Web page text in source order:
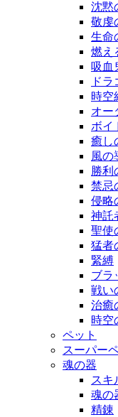
沈黙
敬虔
生命
燃え
吸血
ド
時空
オー
ボイ
癒し
風の
勝利
禁忌
侵略
神託
聖使
猛者
緊縛
ブラ
戦い
治癒
時空
ペット
スーパー
魂の器
スキ
魂の
精錬